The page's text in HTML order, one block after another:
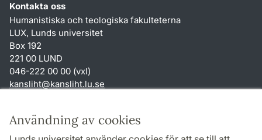
Användning av cookies
Kontakta oss
Humanistiska och teologiska fakulteterna
LUX, Lunds universitet
Box 192
221 00 LUND
046-222 00 00 (vxl)
kansliht@kansliht.lu.se
Genvägar
Om webbplatsen och cookies